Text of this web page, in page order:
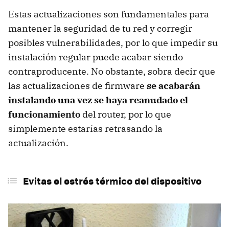
Estas actualizaciones son fundamentales para
mantener la seguridad de tu red y corregir
posibles vulnerabilidades, por lo que impedir su
instalación regular puede acabar siendo
contraproducente. No obstante, sobra decir que
las actualizaciones de firmware se acabarán
instalando una vez se haya reanudado el
funcionamiento del router, por lo que
simplemente estarías retrasando la
actualización.
Evitas el estrés térmico del dispositivo